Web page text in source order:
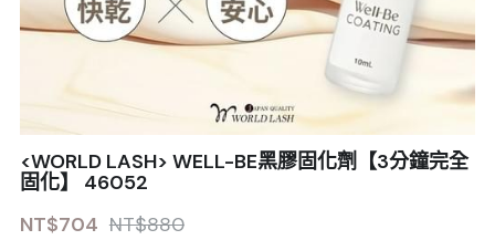
<WORLD LASH> WELL-BE黑膠固化劑【3分鐘完全
固化】 46052
NT$704 NT$880